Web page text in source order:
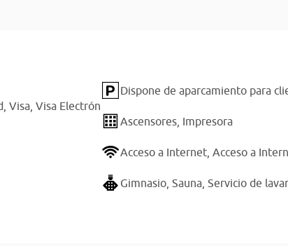
Visa, Visa Electrón
Dispone de aparcamiento para
Ascensores, Impresora
Acceso a Internet, Acceso a
Gimnasio, Sauna, Servicio de